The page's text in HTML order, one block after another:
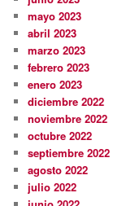
mayo 2023
abril 2023
marzo 2023
febrero 2023
enero 2023
diciembre 2022
noviembre 2022
octubre 2022
septiembre 2022
agosto 2022
julio 2022